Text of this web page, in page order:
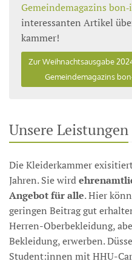
Gemeindemagazins
interessanten Artikel
kammer!
Zur Weihnachtsausgabe
Gemeindemagazins
Unsere Leistungen
Die Kleiderkammer
Jahren. Sie wird
Angebot für alle. Hier
geringen Beitrag gut
Herren-Ober­bekleidung,
Bekleidung, erwerben.
Student:innen mit HHU-